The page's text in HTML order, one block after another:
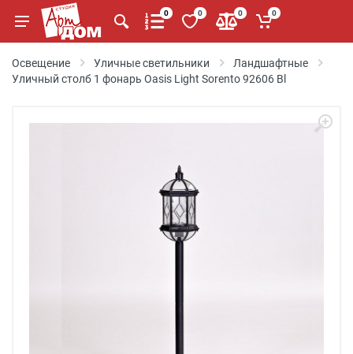
0 0 0 0
Освещение Уличные светильники
Ландшафтные
Уличный столб 1 фонарь Oasis Light Sorento 92606 Bl